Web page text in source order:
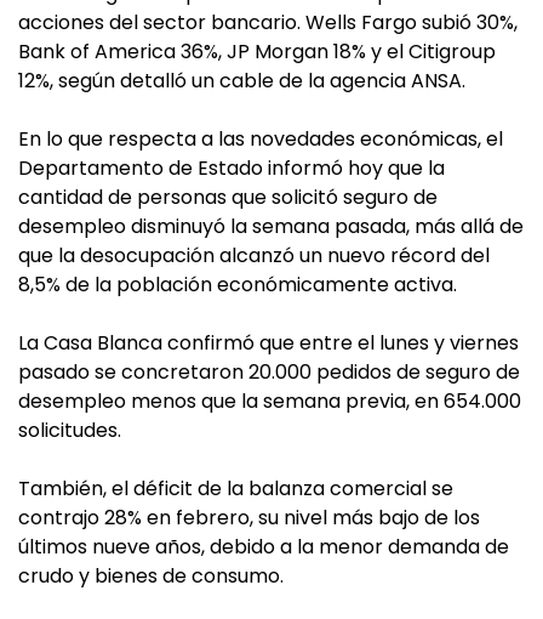
acciones del sector bancario. Wells Fargo subió 30%,
Bank of America 36%, JP Morgan 18% y el Citigroup
12%, según detalló un cable de la agencia ANSA.
En lo que respecta a las novedades económicas, el
Departamento de Estado informó hoy que la
cantidad de personas que solicitó seguro de
desempleo disminuyó la semana pasada, más allá de
que la desocupación alcanzó un nuevo récord del
8,5% de la población económicamente activa.
La Casa Blanca confirmó que entre el lunes y viernes
pasado se concretaron 20.000 pedidos de seguro de
desempleo menos que la semana previa, en 654.000
solicitudes.
También, el déficit de la balanza comercial se
contrajo 28% en febrero, su nivel más bajo de los
últimos nueve años, debido a la menor demanda de
crudo y bienes de consumo.